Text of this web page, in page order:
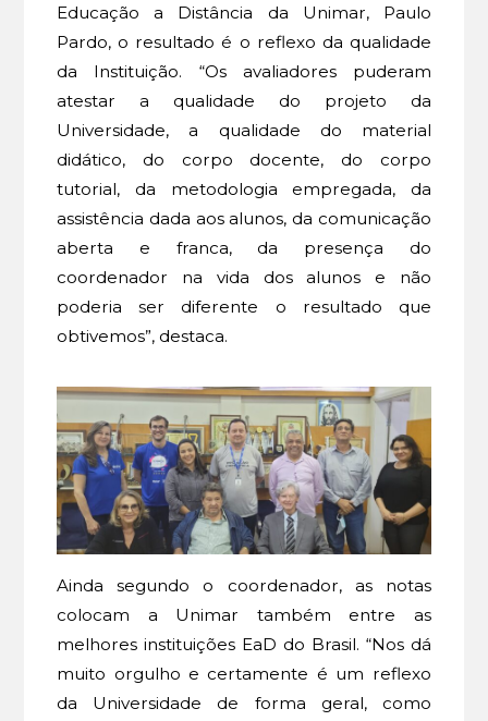
Educação a Distância da Unimar, Paulo
Pardo, o resultado é o reflexo da qualidade
da Instituição. “Os avaliadores puderam
atestar a qualidade do projeto da
Universidade, a qualidade do material
didático, do corpo docente, do corpo
tutorial, da metodologia empregada, da
assistência dada aos alunos, da comunicação
aberta e franca, da presença do
coordenador na vida dos alunos e não
poderia ser diferente o resultado que
obtivemos”, destaca.
Ainda segundo o coordenador, as notas
colocam a Unimar também entre as
melhores instituições EaD do Brasil. “Nos dá
muito orgulho e certamente é um reflexo
da Universidade de forma geral, como